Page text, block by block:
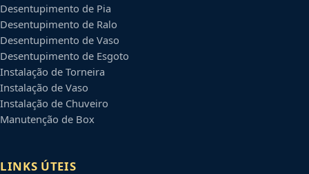
Desentupimento de Pia
Desentupimento de Ralo
Desentupimento de Vaso
Desentupimento de Esgoto
Instalação de Torneira
Instalação de Vaso
Instalação de Chuveiro
Manutenção de Box
LINKS ÚTEIS